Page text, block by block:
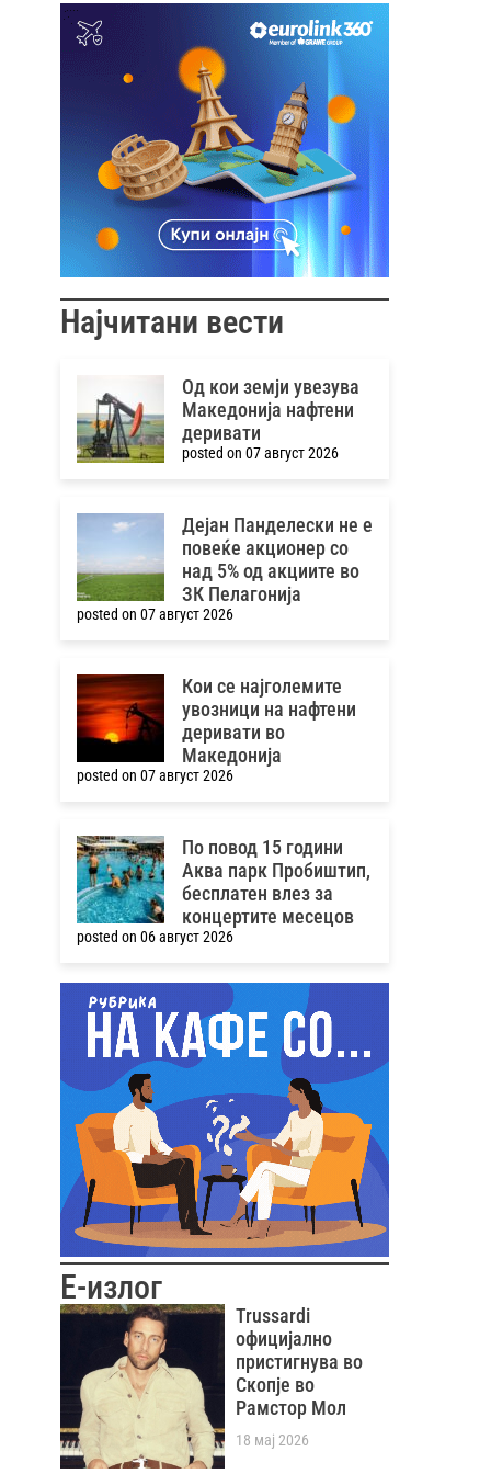
Најчитани вести
Од кои земји увезува
Македонија нафтени
деривати
posted on 07 август 2026
Дејан Панделески не е
повеќе акционер со
над 5% од акциите во
ЗК Пелагонија
posted on 07 август 2026
Кои се најголемите
увозници на нафтени
деривати во
Македонија
posted on 07 август 2026
По повод 15 години
Аква парк Пробиштип,
бесплатен влез за
концертите месецов
posted on 06 август 2026
Е-излог
Trussardi
официјално
пристигнува во
Скопје во
Рамстор Мол
18 мај 2026